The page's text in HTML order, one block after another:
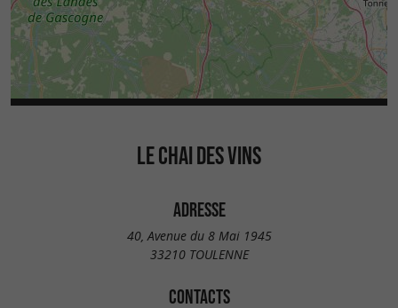
LE CHAI DES VINS
ADRESSE
40, Avenue du 8 Mai 1945
33210 TOULENNE
CONTACTS